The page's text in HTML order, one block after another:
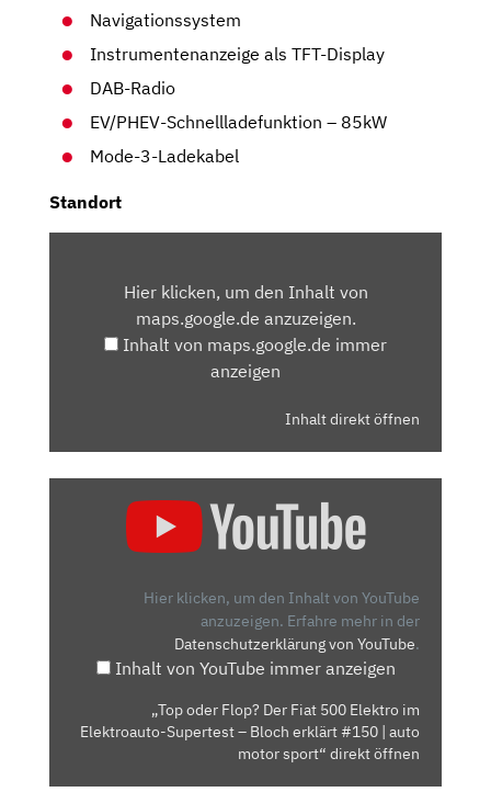
Navigationssystem
Instrumentenanzeige als TFT-Display
DAB-Radio
EV/PHEV-Schnellladefunktion – 85kW
Mode-3-Ladekabel
Standort
MAPS.GOOGLE.DEHier klicken, um den Inhalt von
maps.google.de anzuzeigen.
Inhalt von maps.google.de immer
anzeigen
Inhalt direkt öffnen
ELEKTROAUTO-
SUPERTEST
Hier klicken, um den Inhalt von YouTube
anzuzeigen. Erfahre mehr in der
Datenschutzerklärung von YouTube.
Inhalt von YouTube immer anzeigen
„Top oder Flop? Der Fiat 500 Elektro im
Elektroauto-Supertest – Bloch erklärt #150 | auto
motor sport“ direkt öffnen